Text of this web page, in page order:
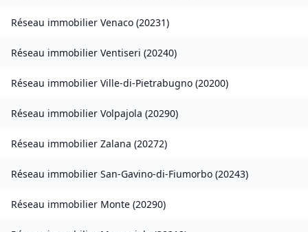
Réseau immobilier Venaco (20231)
Réseau immobilier Ventiseri (20240)
Réseau immobilier Ville-di-Pietrabugno (20200)
Réseau immobilier Volpajola (20290)
Réseau immobilier Zalana (20272)
Réseau immobilier San-Gavino-di-Fiumorbo (20243)
Réseau immobilier Monte (20290)